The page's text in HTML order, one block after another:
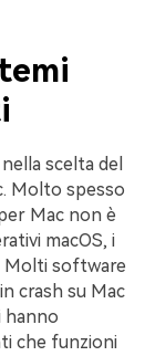
scelta del
Molto spesso
Mac non è
macOS, i
Molti software
crash su Mac
hanno
che funzioni